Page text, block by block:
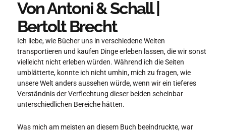
Von Antoni & Schall |
Bertolt Brecht
Ich liebe, wie Bücher uns in verschiedene Welten
transportieren und kaufen Dinge erleben lassen, die wir sonst
vielleicht nicht erleben würden. Während ich die Seiten
umblätterte, konnte ich nicht umhin, mich zu fragen, wie
unsere Welt anders aussehen würde, wenn wir ein tieferes
Verständnis der Verflechtung dieser beiden scheinbar
unterschiedlichen Bereiche hätten.
Was mich am meisten an diesem Buch beeindruckte, war